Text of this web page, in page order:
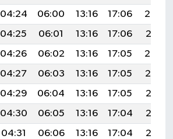
04:24 06:00 13:16 17:06
20:22
04:25 06:01 13:16 17:06
20:21
04:26 06:02 13:16 17:05
20:20
04:27 06:03 13:16 17:05
20:19
04:29 06:04 13:16 17:05
20:18
04:30 06:05 13:16 17:04
20:17
04:31 06:06 13:16 17:04
20:16